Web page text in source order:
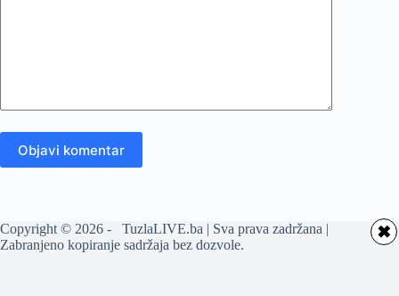
Objavi komentar
Copyright © 2026 - TuzlaLIVE.ba | Sva prava zadržana |
Zabranjeno kopiranje sadržaja bez dozvole.
✖